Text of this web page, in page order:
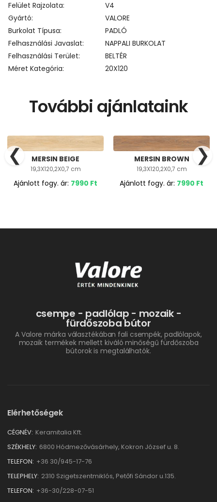
Felület Rajzolata
V4
Gyártó
VALORE
Burkolat Típusa
PADLÓ
Felhasználási Javaslat
NAPPALI BURKOLAT
Felhasználási Terület
BELTÉR
Méret Kategória
20X120
További ajánlataink
MERSIN BEIGE
19,3X120,2X0,7 cm
Ajánlott fogy. ár: 7990 Ft
MERSIN BROWN
19,3X120,2X0,7 cm
Ajánlott fogy. ár: 7990 Ft
❮ ❯
csempe - padlólap - mozaik -
fürdőszoba bútor
A Valore márka választékában fali csempék, padlólapok,
mozaik termékek mellett kiváló minőségű fürdőszoba
bútorok is megtalálhatók.
Elérhetőségek
CÉGNÉV: Keramitalia Kft.
SZÉKHELY: 6800 Hódmezővásárhely, Kokron József u. 8.
TELEFON: +36 30/945-17-76
TELEPHELY: 2310 Szigetszentmiklós, Petőfi Sándor u.135.
TELEFON: +36-30/228-07-51